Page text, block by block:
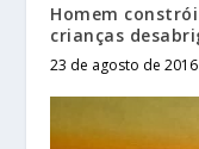
Homem
crianças
23 de agosto de 2016